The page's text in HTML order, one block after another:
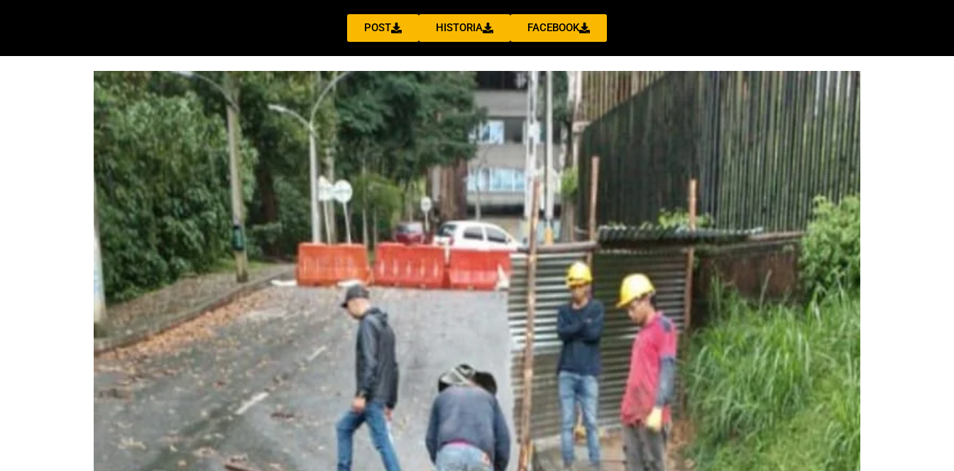
POST HISTORIA FACEBOOK